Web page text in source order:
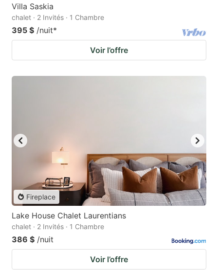
Villa Saskia
chalet · 2 Invités · 1 Chambre
395 $ /nuit*
Voir l’offre
Fireplace
Lake House Chalet Laurentians
chalet · 2 Invités · 1 Chambre
386 $ /nuit
Voir l’offre